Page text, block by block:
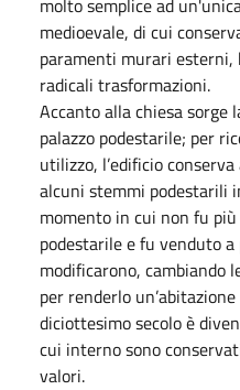
medioevale, di cui
paramenti murari esterni,
radicali trasformazioni.
Accanto alla chiesa sorge
palazzo podestarile; per
utilizzo, l’edificio
alcuni stemmi podestarili
momento in cui non fu
podestarile e fu venduto
modificarono, cambiando
per renderlo
diciottesimo secolo è
cui interno sono
valori.